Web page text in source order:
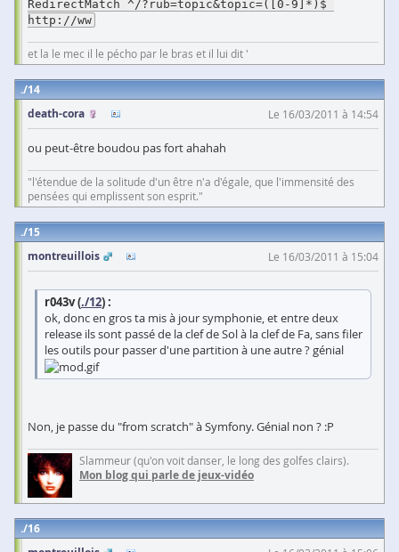
RedirectMatch ^/?rub=topic&topic=([0-9]*)$
http://ww
et la le mec il le pécho par le bras et il lui dit '
14
death-cora
Le 16/03/2011 à 14:54
ou peut-être boudou pas fort ahahah
"l'étendue de la solitude d'un être n'a d'égale, que l'immensité des
pensées qui emplissent son esprit."
15
montreuillois
Le 16/03/2011 à 15:04
r043v (./12) :
ok, donc en gros ta mis à jour symphonie, et entre deux
release ils sont passé de la clef de Sol à la clef de Fa, sans filer
les outils pour passer d'une partition à une autre ? génial
Non, je passe du "from scratch" à Symfony. Génial non ? :P
Slammeur (qu'on voit danser, le long des golfes clairs).
Mon blog qui parle de jeux-vidéo
16